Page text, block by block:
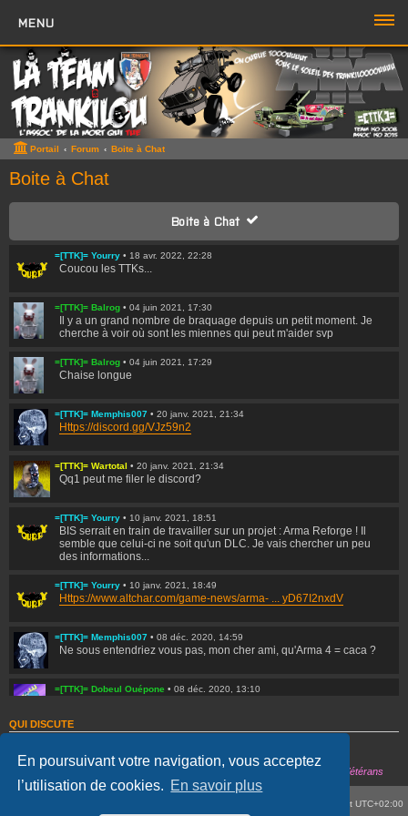
En poursuivant votre navigation, vous acceptez
l’utilisation de cookies. En savoir plus
MENU
PORTAIL
FORUM
ZONE TTK
Boutique TTK
Sujets sans réponse
Sujets actifs
Rechercher
Boite à Chat
Page du Chat
Sons activés
CONNEXION
Portail Forum Boite à Chat
Boite à Chat
Boite à Chat
=[TTK]= Yourry • 18 avr. 2022, 22:28
Coucou les TTKs...
=[TTK]= Balrog • 04 juin 2021, 17:30
Il y a un grand nombre de braquage depuis un petit moment. Je
cherche à voir où sont les miennes qui peut m'aider svp
=[TTK]= Balrog • 04 juin 2021, 17:29
Chaise longue
=[TTK]= Memphis007 • 20 janv. 2021, 21:34
Https://discord.gg/VJz59n2
=[TTK]= Wartotal • 20 janv. 2021, 21:34
Qq1 peut me filer le discord?
=[TTK]= Yourry • 10 janv. 2021, 18:51
BIS serrait en train de travailler sur un projet : Arma Reforge ! Il
semble que celui-ci ne soit qu'un DLC. Je vais chercher un peu
des informations...
=[TTK]= Yourry • 10 janv. 2021, 18:49
Https://www.altchar.com/game-news/arma- ... yD67I2nxdV
=[TTK]= Memphis007 • 08 déc. 2020, 14:59
Ne sous entendriez vous pas, mon cher ami, qu'Arma 4 = caca ?
=[TTK]= Dobeul Ouépone • 08 déc. 2020, 13:10
Hé ben... On est pas dans la merde !
=[TTK]= Yourry•28 nov. 2020, 21:48
QUI DISCUTE
Légende :
Modérateurs globaux Habitués Vétérans
Heures au format UTC+02:00